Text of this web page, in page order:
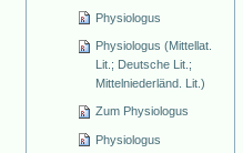
Physiologus
Physiologus (Mittellat.
Lit.; Deutsche Lit.;
Mittelniederländ. Lit.)
Zum Physiologus
Physiologus